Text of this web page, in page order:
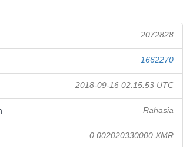
2072828
1662270
2018-09-16 02:15:53 UTC
Rahasia
0.002020330000 XMR